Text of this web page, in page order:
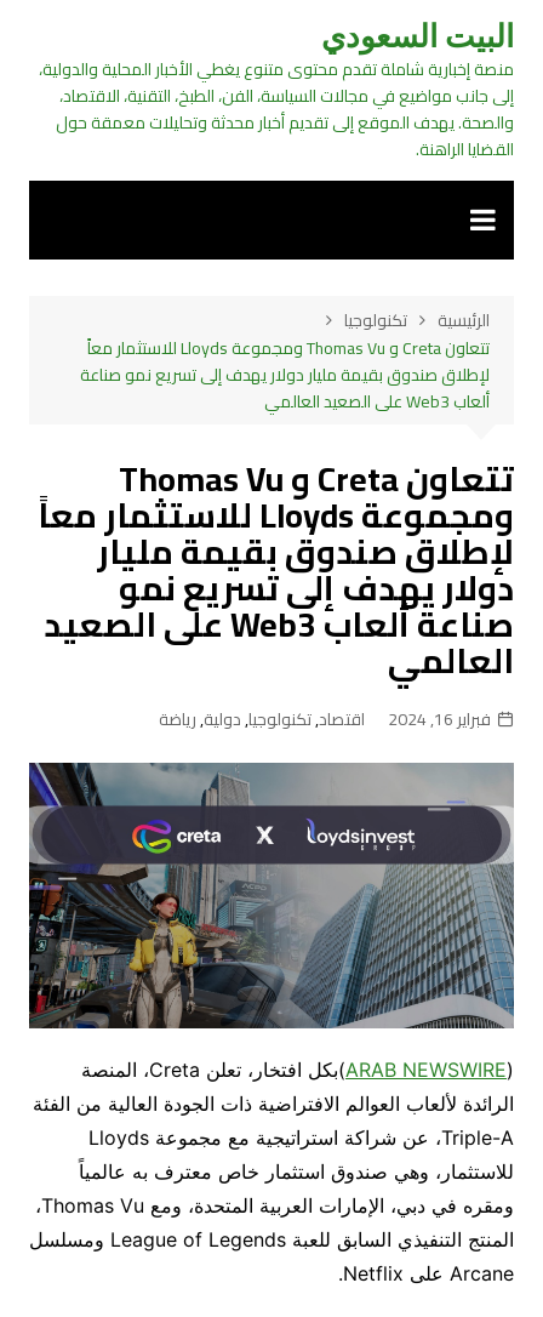
التجاوز
المحتوى
البيت السعودي
منصة إخبارية شاملة تقدم محتوى متنوع يغطي الأخبار المحلية والدولية،
إلى جانب مواضيع في مجالات السياسة، الفن، الطبخ، التقنية، الاقتصاد،
والصحة. يهدف الموقع إلى تقديم أخبار محدثة وتحليلات معمقة حول
القضايا الراهنة.
الرئيسية
تكنولوجيا
تتعاون Creta و Thomas Vu ومجموعة Lloyds للاستثمار معاً
لإطلاق صندوق بقيمة مليار دولار يهدف إلى تسريع نمو صناعة
ألعاب Web3 على الصعيد العالمي
تتعاون Creta و Thomas Vu
ومجموعة Lloyds للاستثمار معاً
لإطلاق صندوق بقيمة مليار
دولار يهدف إلى تسريع نمو
صناعة ألعاب Web3 على الصعيد
العالمي
فبراير 16, 2024 اقتصاد,تكنولوجيا,دولية,رياضة
(
ARAB NEWSWIRE
)بكل افتخار، تعلن Creta، المنصة
الرائدة لألعاب العوالم الافتراضية ذات الجودة العالية من الفئة
Triple-A، عن شراكة استراتيجية مع مجموعة Lloyds
للاستثمار، وهي صندوق استثمار خاص معترف به عالمياً
ومقره في دبي، الإمارات العربية المتحدة، ومع Thomas Vu،
المنتج التنفيذي السابق للعبة League of Legends ومسلسل
Arcane على Netflix.